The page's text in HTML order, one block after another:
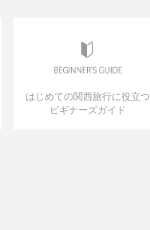
はじめての関西旅行に役立つ
ビギナーズガイド